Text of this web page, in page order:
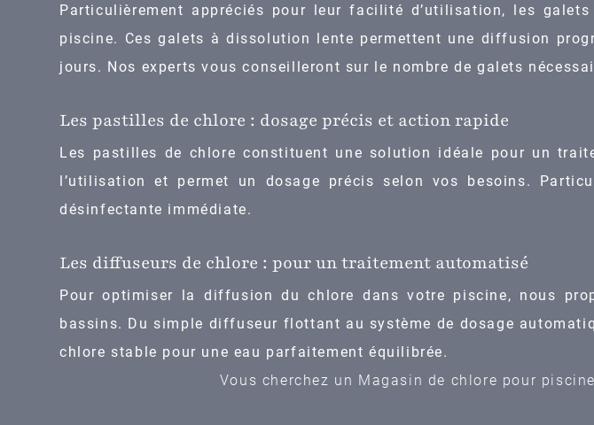
Particulièrement appréciés pour leur facilité d’utilisation, les
piscine. Ces galets à dissolution lente permettent une diffusion
jours. Nos experts vous conseilleront sur le nombre de galets
Les pastilles de chlore : dosage précis et action rapide
Les pastilles de chlore constituent une solution idéale pour un
l’utilisation et permet un dosage précis selon vos besoins.
désinfectante immédiate.
Les diffuseurs de chlore : pour un traitement automatisé
Pour optimiser la diffusion du chlore dans votre piscine, nous
bassins. Du simple diffuseur flottant au système de dosage
chlore stable pour une eau parfaitement équilibrée.
Vous cherchez un Magasin de chlore pour